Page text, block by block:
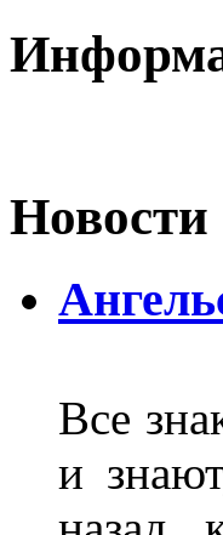
Новости
Все
и